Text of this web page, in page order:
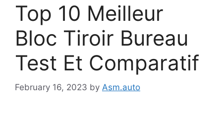
Top 10 Meilleur
Bloc Tiroir Bureau
Test Et Comparatif
February 16, 2023 by Asm.auto